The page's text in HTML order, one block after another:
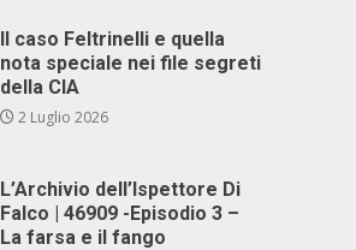
Il caso Feltrinelli e quella
nota speciale nei file segreti
della CIA
2 Luglio 2026
L’Archivio dell’Ispettore Di
Falco | 46909 -Episodio 3 –
La farsa e il fango